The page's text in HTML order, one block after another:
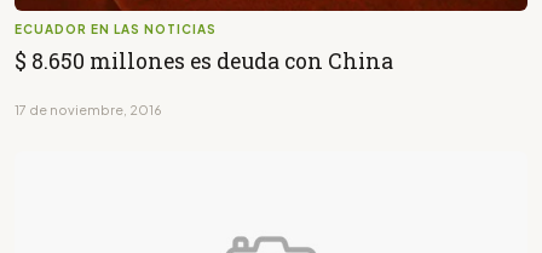
ECUADOR EN LAS NOTICIAS
$ 8.650 millones es deuda con China
17 de noviembre, 2016